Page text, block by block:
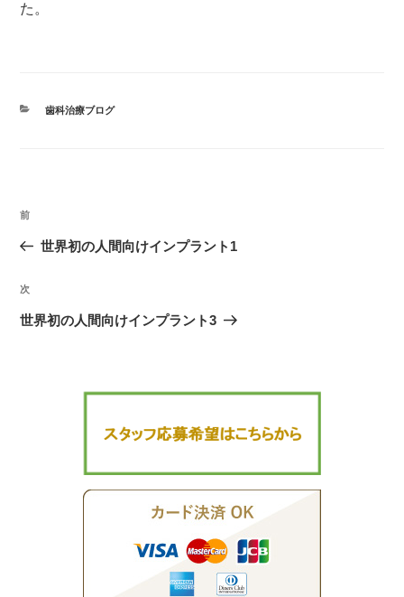
た。
カ
歯科治療ブログ
投
ナ
ビ
ー
過
去
投
稿
前
世界初の人間向けインプラント1
次
の
次
世界初の人間向けインプラント3